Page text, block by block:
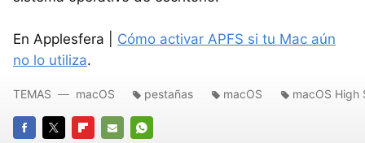
En Applesfera | Cómo activar APFS si tu Mac aún
no lo utiliza.
TEMAS macOS pestañas macOS macOS High